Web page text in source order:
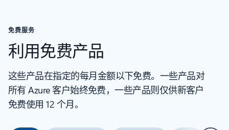
免费服务
利用免费产品
这些产品在指定的每月金额以下免费。一些产品对
所有 Azure 客户始终免费，一些产品则仅供新客户
免费使用 12 个月。